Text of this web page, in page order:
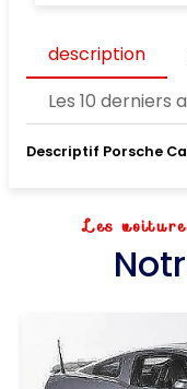
description
Les 10 derniers
Descriptif Porsche
Les